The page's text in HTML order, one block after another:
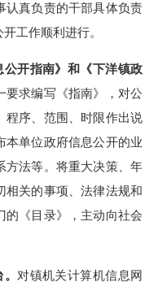
认真负责的干部具体负责
工作顺利进行。
公开指南》和《下洋镇政
要求编写《指南》，对公
程序、范围、时限作出说
本单位政府信息公开的业
方法等。将重大决策、年
相关的事项、法律法规和
的《目录》，主动向社会
对镇机关计算机信息网